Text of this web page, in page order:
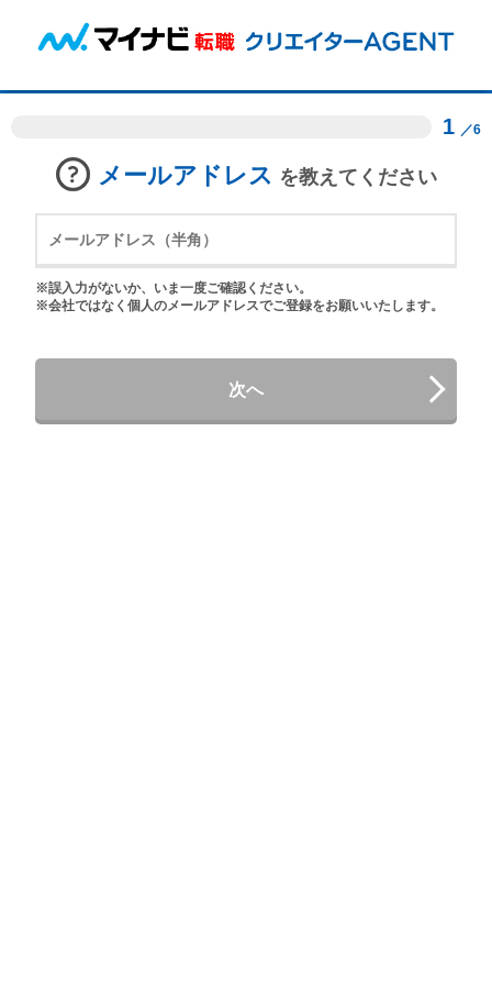
1 ／6
メールアドレス を教えてください
※誤入力がないか、いま一度ご確認ください。
※会社ではなく個人のメールアドレスでご登録をお願いいたします。
次へ